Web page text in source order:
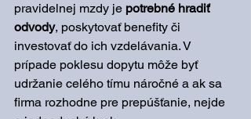
pravidelnej mzdy je potrebné hradiť
odvody, poskytovať benefity či
investovať do ich vzdelávania. V
prípade poklesu dopytu môže byť
udržanie celého tímu náročné a ak sa
firma rozhodne pre prepúšťanie, nejde